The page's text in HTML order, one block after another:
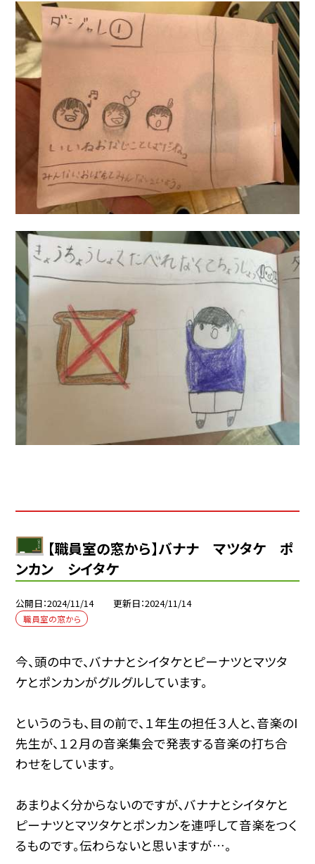
【職員室の窓から】バナナ マツタケ ポ
ンカン シイタケ
公開日 2024/11/14 更新日 2024/11/14
職員室の窓から
今、頭の中で、バナナとシイタケとピーナツとマツタ
ケとポンカンがグルグルしています。
というのうも、目の前で、１年生の担任３人と、音楽のI
先生が、１２月の音楽集会で発表する音楽の打ち合
わせをしています。
あまりよく分からないのですが、バナナとシイタケと
ピーナツとマツタケとポンカンを連呼して音楽をつく
るものです。伝わらないと思いますが…。